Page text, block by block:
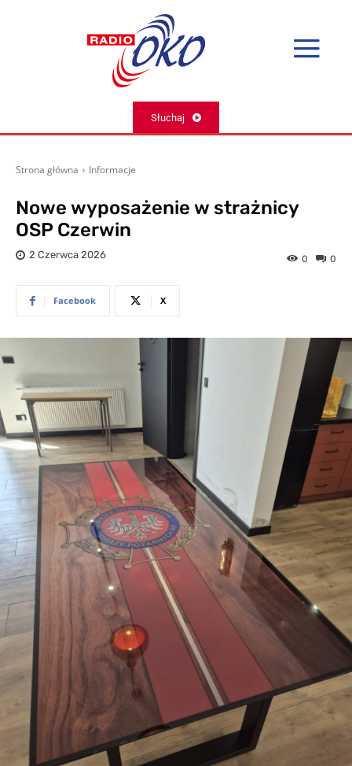
Słuchaj
Strona główna Informacje
Nowe wyposażenie w strażnicy
OSP Czerwin
2 Czerwca 2026 0
0
Facebook X